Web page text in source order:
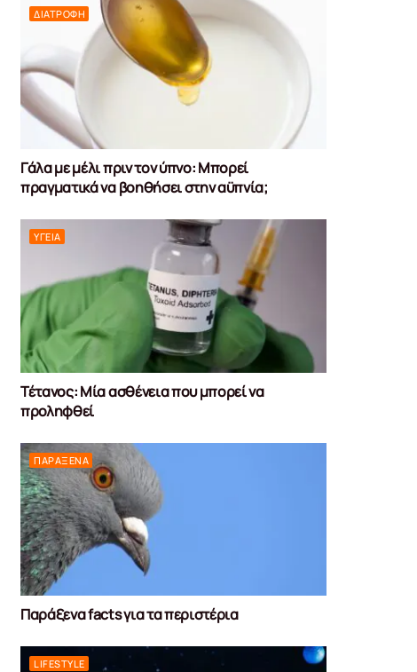
ΔΙΑΤΡΟΦΉ
Γάλα με μέλι πριν τον ύπνο: Μπορεί
πραγματικά να βοηθήσει στην αϋπνία;
ΥΓΕΊΑ
Τέτανος: Μία ασθένεια που μπορεί να
προληφθεί
ΠΑΡΆΞΕΝΑ
Παράξενα facts για τα περιστέρια
LIFESTYLE